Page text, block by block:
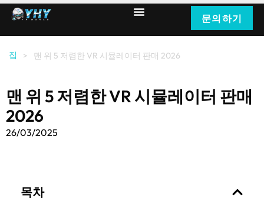
문의하기
집 > 맨 위 5 저렴한 VR 시뮬레이터 판매 2026
맨 위 5 저렴한 VR 시뮬레이터 판매
2026
26/03/2025
목차